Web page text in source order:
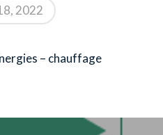
2022
– chauffage